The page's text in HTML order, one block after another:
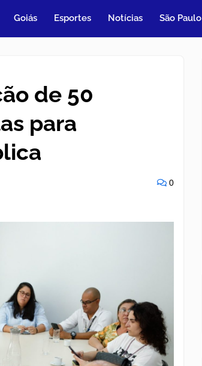
Goiás Esportes Notícias São Paulo
de 50
para
0